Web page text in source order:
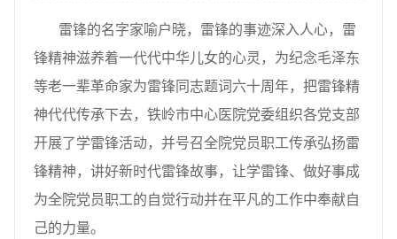
雷锋的名字家喻户晓，雷锋的事迹深入人心，雷
锋精神滋养着一代代中华儿女的心灵，为纪念毛泽东
等老一辈革命家为雷锋同志题词六十周年，把雷锋精
神代代传承下去，铁岭市中心医院党委组织各党支部
开展了学雷锋活动，并号召全院党员职工传承弘扬雷
锋精神，讲好新时代雷锋故事，让学雷锋、做好事成
为全院党员职工的自觉行动并在平凡的工作中奉献自
己的力量。